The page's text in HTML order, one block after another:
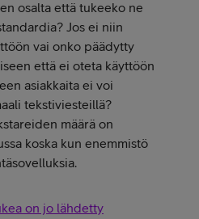
osalta että tukeeko ne
Jos ei niin
vai onko päädytty
että ei oteta käyttöön
asiakkaita ei voi
tekstiviesteillä?
määrä on
koska kun enemmistö
on jo lähdetty